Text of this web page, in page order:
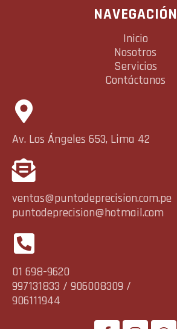
NAVEGACIÓN
Inicio
Nosotros
Servicios
Contáctanos
Av. Los Ángeles 653, Lima 42
ventas@puntodeprecision.com.pe
puntodeprecision@hotmail.com
01 698-9620
997131833 / 906008309 /
906111944